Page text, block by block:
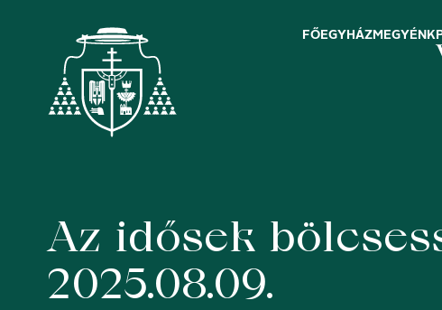
FŐEGYHÁZMEGYÉNK
Az idősek
2025.08.09.